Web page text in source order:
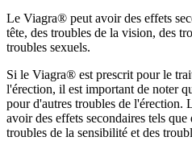
Le Viagra® peut avoir des effets
tête, des troubles de la vision, des
troubles sexuels.
Si le Viagra® est prescrit pour le
l'érection, il est important de noter
pour d'autres troubles de l'érection.
avoir des effets secondaires tels
troubles de la sensibilité et des